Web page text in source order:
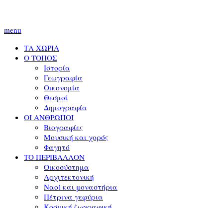
menu
ΤΑ ΧΩΡΙΑ
Ο ΤΟΠΟΣ
Ιστορία
Γεωγραφία
Οικονομία
Θεσμοί
Δημογραφία
ΟΙ ΑΝΘΡΩΠΟΙ
Βιογραφίες
Μουσική και χορός
Φαγητό
ΤΟ ΠΕΡΙΒΑΛΛΟΝ
Οικοσύστημα
Αρχιτεκτονική
Ναοί και μοναστήρια
Πέτρινα γεφύρια